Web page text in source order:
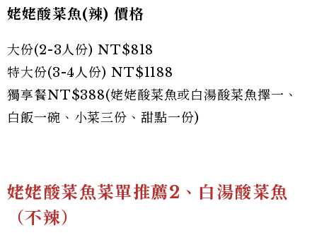
姥姥酸菜魚(辣) 價格
大份(2-3人份) NT$818
特大份(3-4人份) NT$1188
獨享餐NT$388(姥姥酸菜魚或白湯酸菜魚擇一、
白飯一碗、小菜三份、甜點一份)
姥姥酸菜魚菜單推薦2、白湯酸菜魚
（不辣）